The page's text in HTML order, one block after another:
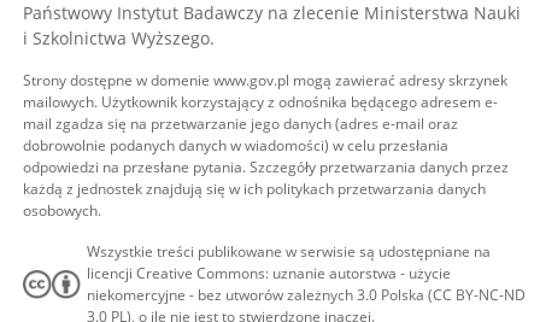
Państwowy Instytut Badawczy na zlecenie Ministerstwa Nauki
i Szkolnictwa Wyższego.
Strony dostępne w domenie www.gov.pl mogą zawierać adresy skrzynek
mailowych. Użytkownik korzystający z odnośnika będącego adresem e-
mail zgadza się na przetwarzanie jego danych (adres e-mail oraz
dobrowolnie podanych danych w wiadomości) w celu przesłania
odpowiedzi na przesłane pytania. Szczegóły przetwarzania danych przez
każdą z jednostek znajdują się w ich politykach przetwarzania danych
osobowych.
Wszystkie treści publikowane w serwisie są udostępniane na
licencji Creative Commons: uznanie autorstwa - użycie
niekomercyjne - bez utworów zależnych 3.0 Polska (CC BY-NC-ND
3.0 PL), o ile nie jest to stwierdzone inaczej.